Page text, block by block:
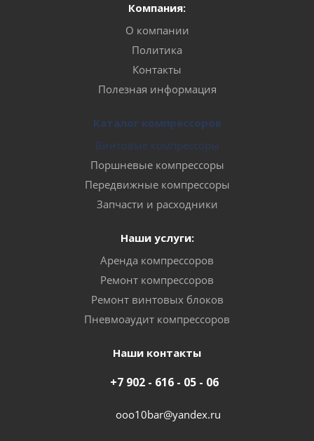
Компания:
О компании
Политика
Контакты
Полезная информация
Каталог компрессоров
Винтовые компрессоры
Поршневые компрессоры
Передвижные компрессоры
Запчасти и расходники
Наши услуги:
Аренда компрессоров
Ремонт компрессоров
Ремонт винтовых блоков
Пневмоаудит компрессоров
Наши контакты
+7 902 - 616 - 05 - 06
ooo10bar@yandex.ru